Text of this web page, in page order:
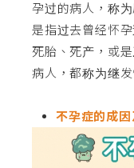
孕过的病人，称
是指过去曾经怀
死胎、死产，或
病人，都称为继发
不孕症的成因